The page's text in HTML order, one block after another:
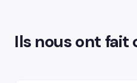
Ils nous ont fait